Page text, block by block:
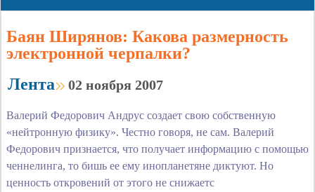
Баян Ширянов: Какова размерность
электронной черпалки?
Лента
02 ноября 2007
Валерий Федорович Андрус создает свою собственную
«нейтронную физику». Честно говоря, не сам. Валерий
Федорович признается, что получает информацию с помощью
ченнелинга, то бишь ее ему инопланетяне диктуют. Но
ценность откровений от этого не снижаетc